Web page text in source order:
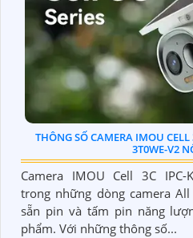
THÔNG SỐ CAMERA IMOU
3T0WE-V2
Camera IMOU Cell 3C IPC-
trong những dòng camera
sẵn pin và tấm pin năng
phẩm. Với những thông số...